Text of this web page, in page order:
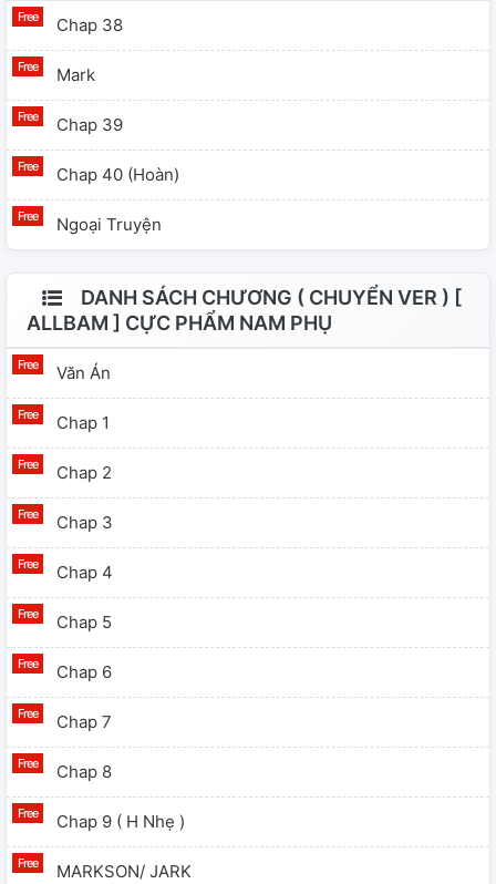
Chap 38
Mark
Chap 39
Chap 40 (Hoàn)
Ngoại Truyện
DANH SÁCH CHƯƠNG ( CHUYỂN VER ) [
ALLBAM ] CỰC PHẨM NAM PHỤ
Văn Án
Chap 1
Chap 2
Chap 3
Chap 4
Chap 5
Chap 6
Chap 7
Chap 8
Chap 9 ( H Nhẹ )
MARKSON/ JARK